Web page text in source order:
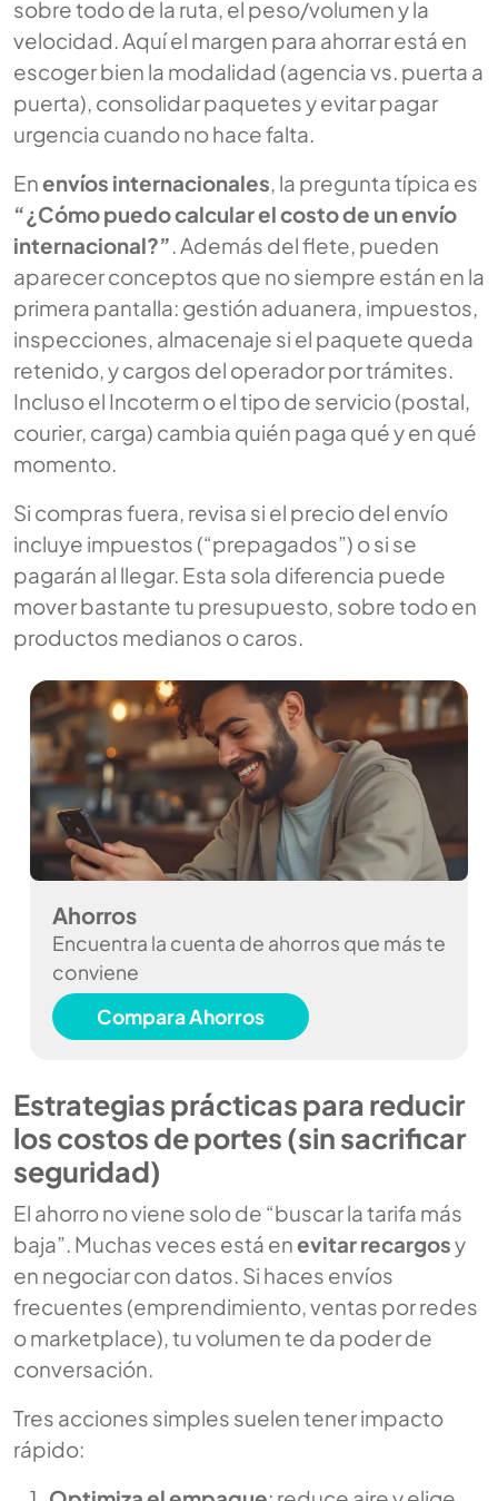
sobre todo de la ruta, el peso/volumen y la
velocidad. Aquí el margen para ahorrar está en
escoger bien la modalidad (agencia vs. puerta a
puerta), consolidar paquetes y evitar pagar
urgencia cuando no hace falta.
Enenvíos internacionales, la pregunta típica es
“¿Cómo puedo calcular el costo de un envío
internacional?”. Además del flete, pueden
aparecer conceptos que no siempre están en la
primera pantalla: gestión aduanera, impuestos,
inspecciones, almacenaje si el paquete queda
retenido, y cargos del operador por trámites.
Incluso el Incoterm o el tipo de servicio (postal,
courier, carga) cambia quién paga qué y en qué
momento.
Si compras fuera, revisa si el precio del envío
incluye impuestos (“prepagados”) o si se
pagarán al llegar. Esta sola diferencia puede
mover bastante tu presupuesto, sobre todo en
productos medianos o caros.
Ahorros
Encuentra la cuenta de ahorros que más te
conviene
Compara Ahorros
Estrategias prácticas para reducir
los costos de portes (sin sacrificar
seguridad)
El ahorro no viene solo de “buscar la tarifa más
baja”. Muchas veces está enevitar recargosy
en negociar con datos. Si haces envíos
frecuentes (emprendimiento, ventas por redes
o marketplace), tu volumen te da poder de
conversación.
Tres acciones simples suelen tener impacto
rápido: